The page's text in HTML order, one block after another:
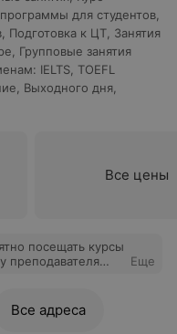
для студентов
Подготовка к ЦТ Занятия
Групповые занятия
: IELTS TOEFL
Выходного дня
Все цены
посещать курсы
преподавателя
запоминала
Еще
Все адреса